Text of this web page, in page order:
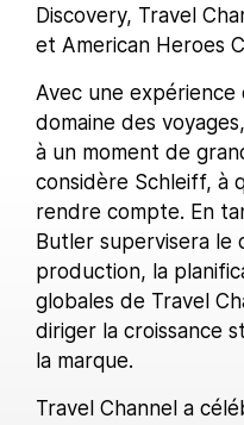
Discovery, Travel
et American Heroes
Avec une expérience
domaine des
à un moment de
considère Schleiff, à
rendre compte. En
Butler supervisera le
production, la
globales de Travel
diriger la croissance
la marque.
Travel Channel a